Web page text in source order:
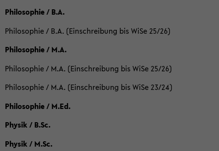
Philosophie / B.A.
Philosophie / B.A. (Einschreibung bis WiSe 25/26)
Philosophie / M.A.
Philosophie / M.A. (Einschreibung bis WiSe 25/26)
Philosophie / M.A. (Einschreibung bis WiSe 23/24)
Philosophie / M.Ed.
Physik / B.Sc.
Physik / M.Sc.